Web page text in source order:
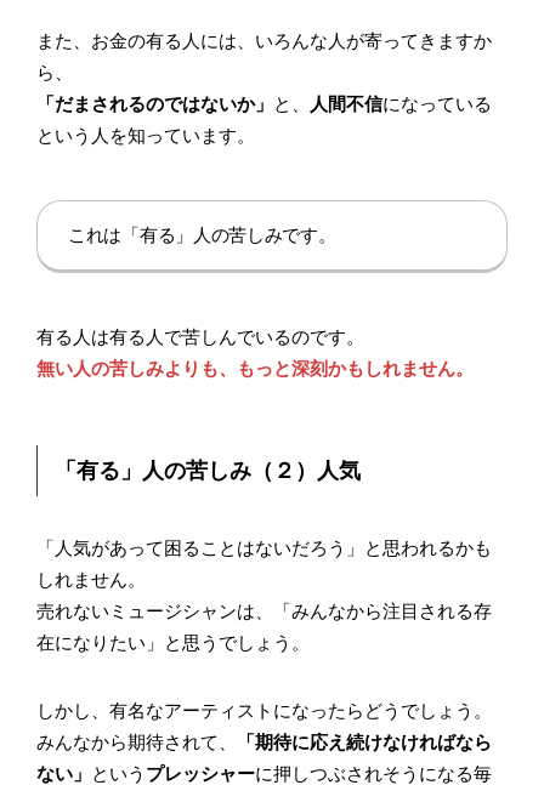
また、お金の有る人には、いろんな人が寄ってきますか
ら、
「だまされるのではないか」 と、 人間不信になっている
という人を知っています。
これは「有る」人の苦しみです。
有る人は有る人で苦しんでいるのです。
無い人の苦しみよりも、もっと深刻かもしれません。
「有る」人の苦しみ（２）人気
「人気があって困ることはないだろう」と思われるかも
しれません。
売れないミュージシャンは、「みんなから注目される存
在になりたい」と思うでしょう。
しかし、有名なアーティストになったらどうでしょう。
みんなから期待されて、
「期待に応え続けなければなら
ない」 という プレッシャーに押しつぶされそうになる毎